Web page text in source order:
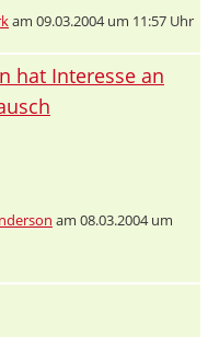
am 09.03.2004 um 11:57 Uhr
hat Interesse an
am 08.03.2004 um